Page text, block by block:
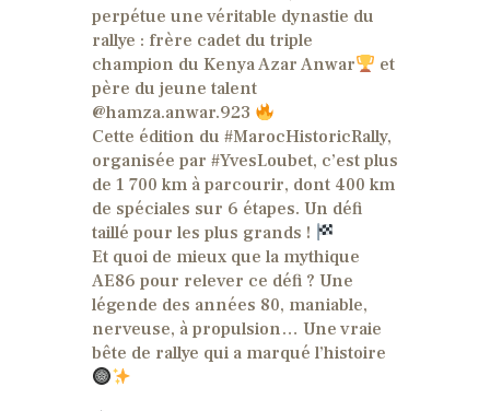
perpétue une véritable dynastie du
rallye : frère cadet du triple
champion du Kenya Azar Anwar
et
père du jeune talent
@hamza.anwar.923
Cette édition du #MarocHistoricRally,
organisée par #YvesLoubet, c’est plus
de 1 700 km à parcourir, dont 400 km
de spéciales sur 6 étapes. Un défi
taillé pour les plus grands !
Et quoi de mieux que la mythique
AE86 pour relever ce défi ? Une
légende des années 80, maniable,
nerveuse, à propulsion… Une vraie
bête de rallye qui a marqué l’histoire